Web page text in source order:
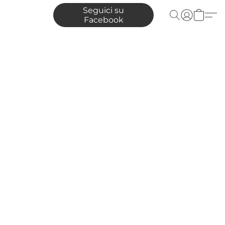
Seguici su
Facebook